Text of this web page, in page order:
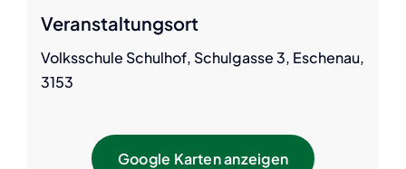
Veranstaltungsort
Volksschule Schulhof, Schulgasse 3, Eschenau,
3153
Google Karten anzeigen